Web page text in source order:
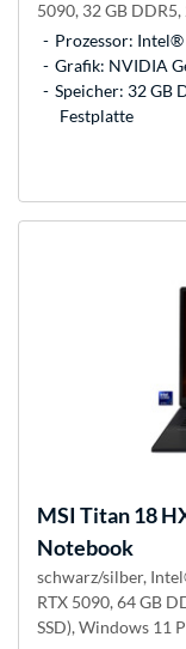
5090, 32 GB
Prozessor:
Grafik: NVIDIA
Speicher: 32 GB
Festplatte
MSI Titan 18
Notebook
schwarz/silber,
RTX 5090, 64 GB
SSD), Windows 11